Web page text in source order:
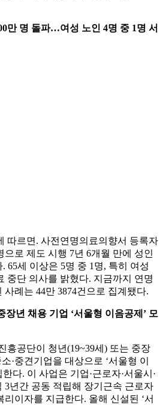
만 명 돌파…여성 노인 4명 중 1명 서
따르면. 사전연명의료의향서 등록자
으로 제도 시행 7년 6개월 만에 성인
65세 이상은 5명 중 1명, 특히 여성
중단 의사를 밝혔다. 지금까지 연명
례는 44만 3874건으로 집계됐다.
년 채용 기업 ‘서울형 이음공제’ 모
흥공단이 청년(19~39세) 또는 중장
·중견기업을 대상으로 ‘서울형 이
다. 이 사업은 기업·근로자·서울시·
3년간 공동 적립해 장기근속 근로자
리이자를 지급한다. 올해 신설된 ‘서